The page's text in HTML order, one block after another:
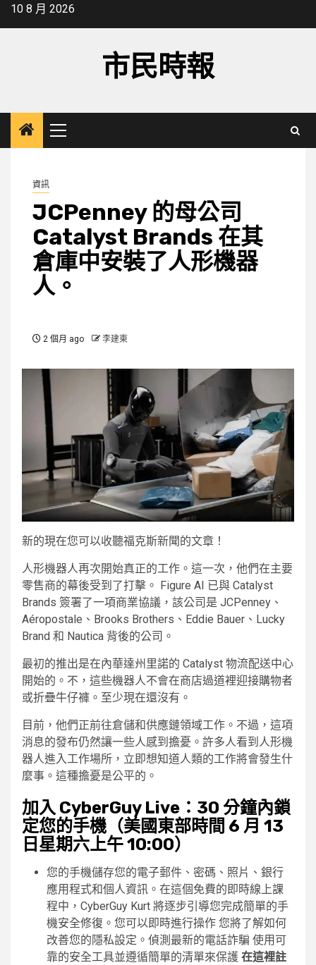
Skip10 8 月 2026
市民時報
Primary
Menu
資訊
JCPenney 的母公司
Catalyst Brands 在其
倉庫中安裝了人形機器
人。
2 個月 ago 李建東
新的現在您可以收聽福克斯新聞的文章！
人形機器人再次開始真正的工作。這一次，他們在主要
零售商的幕後受到了打擊。 Figure AI 已與 Catalyst
Brands 簽署了一項商業協議，該公司是 JCPenney、
Aéropostale、Brooks Brothers、Eddie Bauer、Lucky
Brand 和 Nautica 背後的公司。
最初的推出是在內華達州里諾的 Catalyst 物流配送中心
開始的。不，這些機器人不會在商店過道裡迎接購物者
或折疊牛仔褲。至少現在還沒有。
目前，他們正前往倉儲和供應鏈領域工作。不過，這項
消息的發布仍然讓一些人感到擔憂。許多人看到人形機
器人進入工作場所，立即想知道人類的工作將會發生什
麼事。這種擔憂是公平的。
加入 Cyber​​Guy Live：30 分鐘內鎖
定您的手機（美國東部時間 6 月 13
日星期六上午 10:00）
您的手機儲存您的電子郵件、密碼、照片、銀行
應用程式和個人資訊。在這個免費的即時線上課
程中，Cyber​​Guy Kurt 將逐步引導您完成簡單的手
機安全修復。您可以即時進行操作 您將了解如何
改善您的隱私設定。偵測最新的電話詐騙 使用可
靠的安全工具並遵循簡單的清單來保護 在這裡註